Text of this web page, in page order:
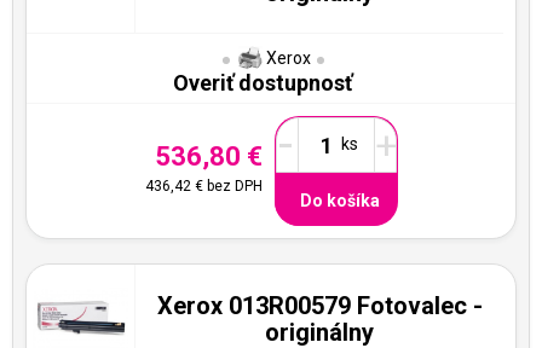
Xerox
Overiť dostupnosť
536,80 €
436,42 €bez DPH
- +
Do košíka
Xerox 013R00579 Fotovalec -
originálny